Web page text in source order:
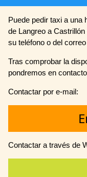
Puede pedir taxi a
de Langreo a
su teléfono o del
Tras comprobar la
pondremos en
Contactar por e-mail:
Contactar a través de